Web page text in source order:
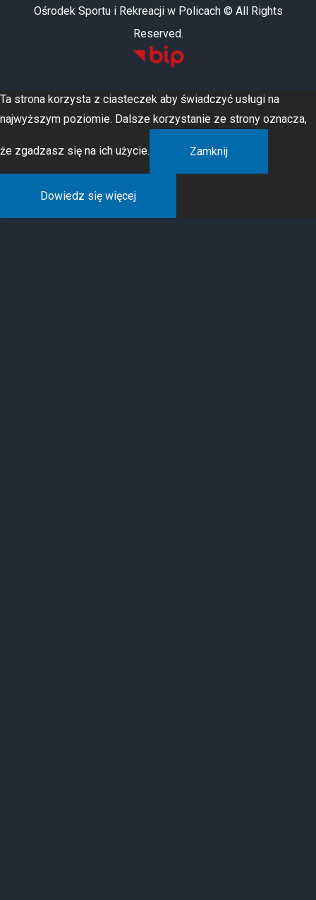
Ośrodek Sportu i Rekreacji w Policach © All Rights
Reserved.
Ta strona korzysta z ciasteczek aby świadczyć usługi na
najwyższym poziomie. Dalsze korzystanie ze strony oznacza,
że zgadzasz się na ich użycie. Zamknij
Dowiedz się więcej